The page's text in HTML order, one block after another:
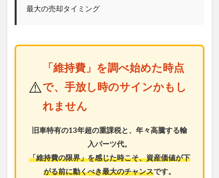
最大の売却タイミング
⚠️
「維持費」を調べ始めた時点
で、手放し時のサインかもし
れません
旧車特有の13年超の重課税と、年々高騰する輸
入パーツ代。
「維持費の限界」を感じた時こそ、資産価値が下
がる前に動くべき最大のチャンスです。